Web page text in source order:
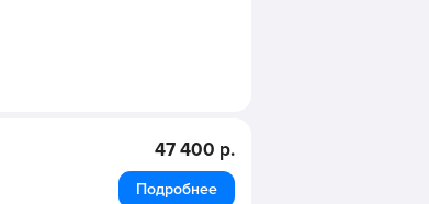
47 400 р.
Подробнее